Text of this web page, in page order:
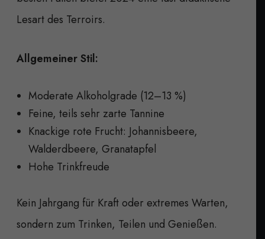
Lesart des Terroirs.
Allgemeiner Stil:
Moderate Alkoholgrade (12–13 %)
Feine, teils sehr zarte Tannine
Knackige rote Frucht: Johannisbeere,
Walderdbeere, Granatapfel
Hohe Trinkfreude
Kein Jahrgang für Kraft oder extremes Warten,
sondern zum Trinken, Teilen und Genießen.